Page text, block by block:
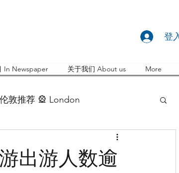
登
In Newspaper 关于我们 About us More
伦敦推荐 🎡 London
出游人数逾